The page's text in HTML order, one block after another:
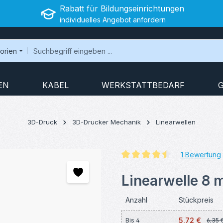
Rabatt für Bildungseinrichtungen
individuelles Angebot anfordern
KABEL WERKSTATTBEDARF
3D-Druck 3D-Drucker Mechanik Linearwellen
1 Bewertung
Linearwelle 8
Anzahl Stückpreis
Bis 4 5,72 € 6,35